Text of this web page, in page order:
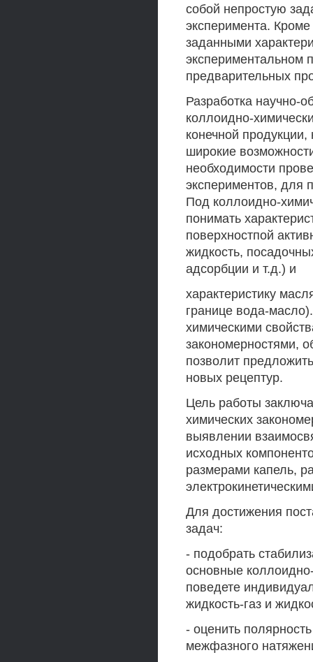
собой непростую
эксперимента. Кроме
заданными
экспериментальном
предварительных
Разработка научно-
коллоидно-
конечной
широкие
необходимости
экспериментов, для
Под коллоидно-
понимать
поверхностпой
жидкость,
адсорбции и т.д.) и
характеристику
границе вода-
химическими
закономерностями,
позволит
новых рецептур.
Цель работы
химических
выявлении
исходных
размерами капель,
Для достижения
задач:
- подобрать
основные
поведете
жидкость-газ и
- оценить
межфазного